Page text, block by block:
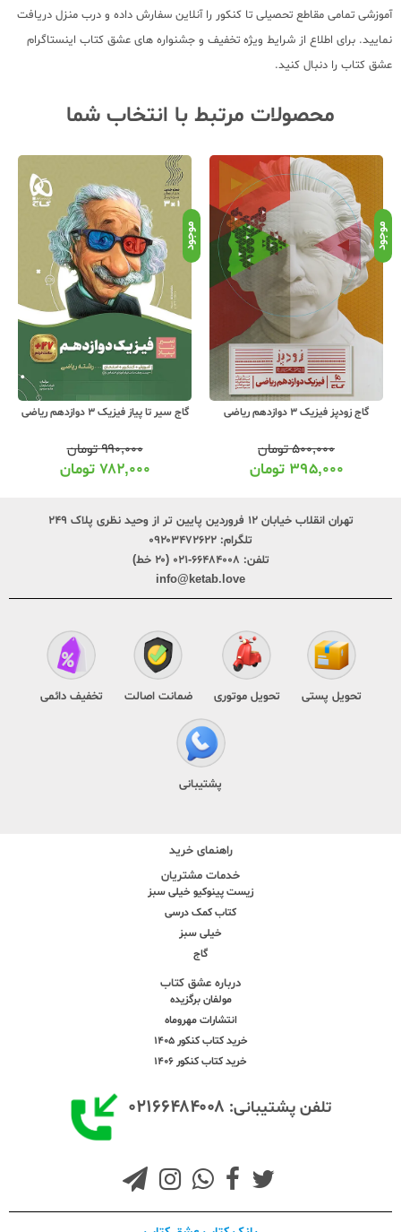
آموزشی تمامی مقاطع تحصیلی تا کنکور را آنلاین سفارش داده و درب منزل دریافت
نمایید. برای اطلاع از شرایط ویژه تخفیف و جشنواره های عشق کتاب اینستاگرام
عشق کتاب را دنبال کنید.
محصولات مرتبط با انتخاب شما
موجود
گاج زودپز فیزیک 3 دوازدهم ریاضی
۵۰۰,۰۰۰تومان
۳۹۵,۰۰۰ تومان
موجود
گاج سیر تا پیاز فیزیک 3 دوازدهم ریاضی
۹۹۰,۰۰۰تومان
۷۸۲,۰۰۰ تومان
تهران انقلاب خیابان ۱۲ فروردین پایین تر از وحید نظری پلاک ۲۴۹
تلگرام: ۰۹۲۰۳۴۷۲۶۲۲
تلفن: ۶۶۴۸۴۰۰۸-۰۲۱ (۲۰ خط)
info@ketab.love
تحویل پستی تحویل موتوری ضمانت اصالت تخفیف دائمی
پشتیبانی
راهنمای خرید
خدمات مشتریان
زیست پینوکیو خیلی سبز
کتاب کمک درسی
خیلی سبز
گاج
درباره عشق کتاب
مولفان برگزیده
انتشارات مهروماه
خرید کتاب کنکور 1405
خرید کتاب کنکور 1406
تلفن پشتیبانی: ۰۲۱۶۶۴۸۴۰۰۸